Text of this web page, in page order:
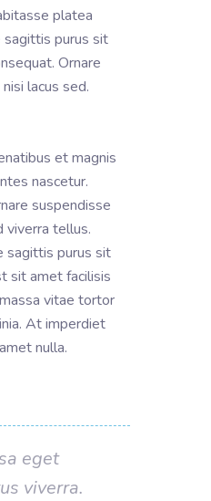
platea
purus sit
Ornare
lacus sed.
et magnis
nascetur.
suspendisse
viverra tellus.
sagittis purus sit
sit amet facilisis
vitae tortor
At imperdiet
nulla.
eget
viverra.